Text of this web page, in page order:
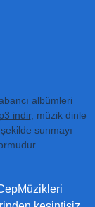
albümleri
indir, müzik dinle
sunmayı